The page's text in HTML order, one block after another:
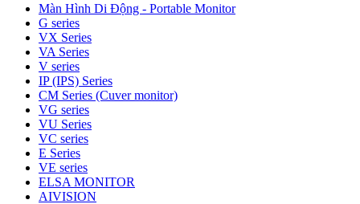
Màn Hình Di Động - Portable Monitor
G series
VX Series
VA Series
V series
IP (IPS) Series
CM Series (Cuver monitor)
VG series
VU Series
VC series
E Series
VE series
ELSA MONITOR
AIVISION